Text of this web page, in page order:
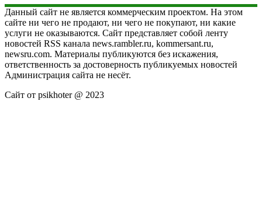
Данный сайт не является коммерческим проектом. На этом
сайте ни чего не продают, ни чего не покупают, ни какие
услуги не оказываются. Сайт представляет собой ленту
новостей RSS канала news.rambler.ru, kommersant.ru,
newsru.com. Материалы публикуются без искажения,
ответственность за достоверность публикуемых новостей
Администрация сайта не несёт.
Сайт от psikhoter @ 2023